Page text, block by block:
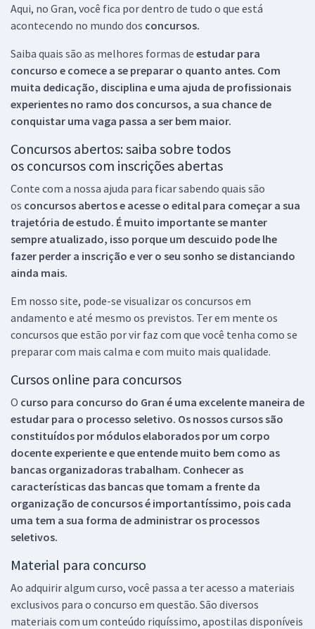
Aqui, no Gran, você fica por dentro de tudo o que está
acontecendo no mundo dos concursos.
Saiba quais são as melhores formas de estudar para
concurso e comece a se preparar o quanto antes. Com
muita dedicação, disciplina e uma ajuda de profissionais
experientes no ramo dos concursos, a sua chance de
conquistar uma vaga passa a ser bem maior.
Concursos abertos: saiba sobre todos
os concursos com inscrições abertas
Conte com a nossa ajuda para ficar sabendo quais são
os concursos abertos e acesse o edital para começar a sua
trajetória de estudo. É muito importante se manter
sempre atualizado, isso porque um descuido pode lhe
fazer perder a inscrição e ver o seu sonho se distanciando
ainda mais.
Em nosso site, pode-se visualizar os concursos em
andamento e até mesmo os previstos. Ter em mente os
concursos que estão por vir faz com que você tenha como se
preparar com mais calma e com muito mais qualidade.
Cursos online para concursos
O curso para concurso do Gran é uma excelente maneira de
estudar para o processo seletivo. Os nossos cursos são
constituídos por módulos elaborados por um corpo
docente experiente e que entende muito bem como as
bancas organizadoras trabalham. Conhecer as
características das bancas que tomam a frente da
organização de concursos é importantíssimo, pois cada
uma tem a sua forma de administrar os processos
seletivos.
Material para concurso
Ao adquirir algum curso, você passa a ter acesso a materiais
exclusivos para o concurso em questão. São diversos
materiais com um conteúdo riquíssimo, apostilas disponíveis